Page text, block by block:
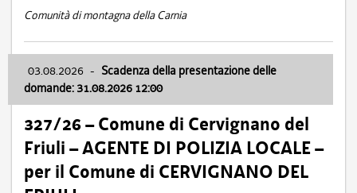
Comunità di montagna della Carnia
03.08.2026 - Scadenza della presentazione delle
domande: 31.08.2026 12:00
327/26 – Comune di Cervignano del
Friuli – AGENTE DI POLIZIA LOCALE –
per il Comune di CERVIGNANO DEL